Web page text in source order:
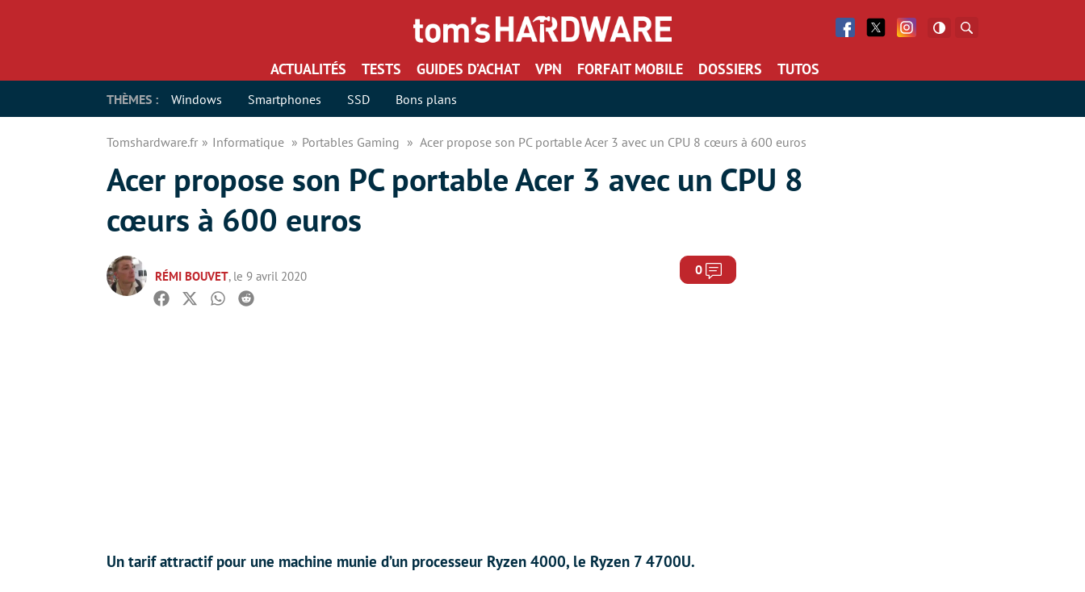
Facebook
Twitter Facebook
ACTUALITÉS TESTS GUIDES D’ACHAT VPN FORFAIT MOBILE DOSSIERS TUTOS
THÈMES : Windows Smartphones SSD Bons plans
Tomshardware.fr Informatique Portables Gaming Acer propose son PC portable Acer 3 avec un CPU 8 cœurs à 600 euros
Acer propose son PC portable Acer 3 avec un CPU 8
cœurs à 600 euros
RÉMI BOUVET, le 9 avril 2020 0 Commentaires
Facebook
TwitterWhatsapp
Reddit
Un tarif attractif pour une machine munie d’un processeur Ryzen 4000, le Ryzen 7 4700U.